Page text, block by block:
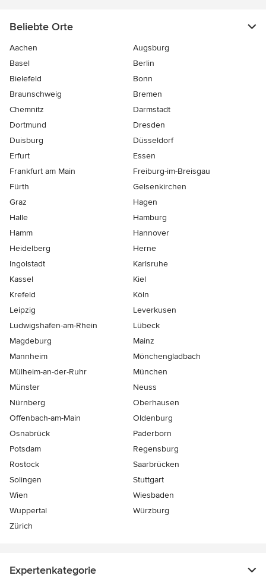
Beliebte Orte
Aachen
Augsburg
Basel
Berlin
Bielefeld
Bonn
Braunschweig
Bremen
Chemnitz
Darmstadt
Dortmund
Dresden
Duisburg
Düsseldorf
Erfurt
Essen
Frankfurt am Main
Freiburg-im-Breisgau
Fürth
Gelsenkirchen
Graz
Hagen
Halle
Hamburg
Hamm
Hannover
Heidelberg
Herne
Ingolstadt
Karlsruhe
Kassel
Kiel
Krefeld
Köln
Leipzig
Leverkusen
Ludwigshafen-am-Rhein
Lübeck
Magdeburg
Mainz
Mannheim
Mönchen­gladbach
Mülheim-an-der-Ruhr
München
Münster
Neuss
Nürnberg
Oberhausen
Offenbach-am-Main
Oldenburg
Osnabrück
Paderborn
Potsdam
Regensburg
Rostock
Saarbrücken
Solingen
Stuttgart
Wien
Wiesbaden
Wuppertal
Würzburg
Zürich
Expertenkategorie